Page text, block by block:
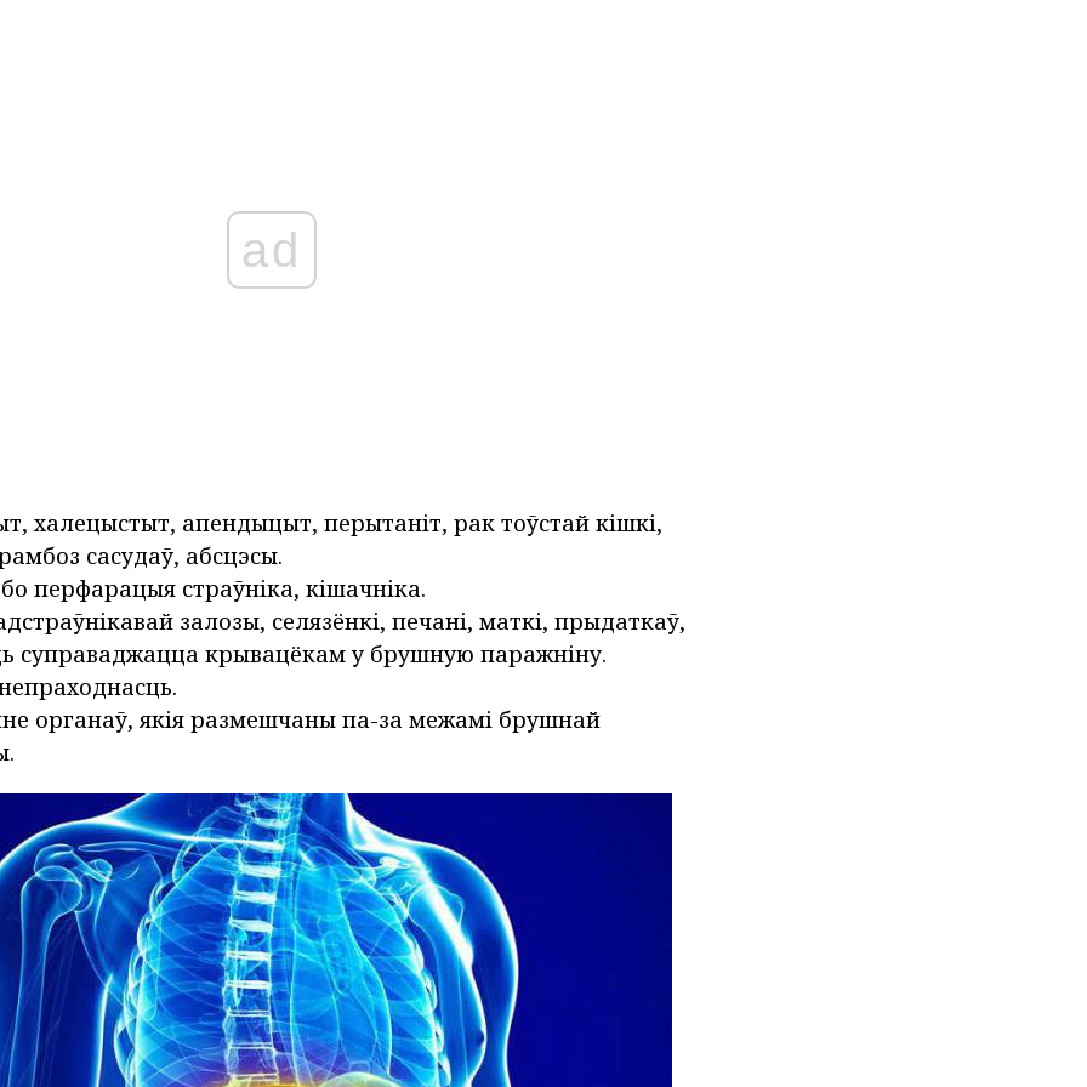
ad
халецыстыт, апендыцыт, перытаніт, рак тоўстай кішкі,
сасудаў, абсцэсы.
перфарацыя страўніка, кішачніка.
залозы, селязёнкі, печані, маткі, прыдаткаў,
суправаджацца крывацёкам у брушную паражніну.
органаў, якія размешчаны па-за межамі брушнай